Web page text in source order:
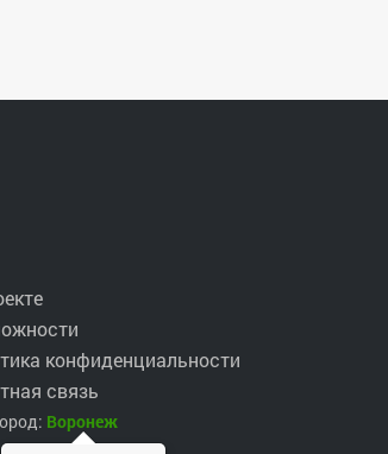
конфиденциальности
связь
Воронеж